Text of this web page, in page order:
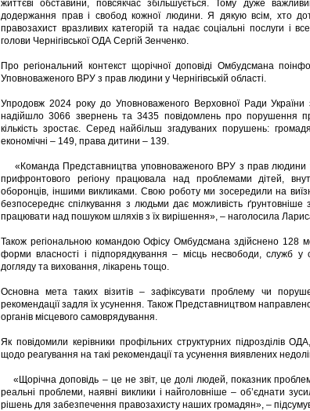
життєві обставини, повсякчас збільшується. Тому дуже
додержання прав і свобод кожної людини. Я дякую всім, хто
правозахист вразливих категорій та надає соціальні послуги і
голови Чернігівської ОДА Сергій Зенченко.
Про регіональний контекст щорічної доповіді Омбудсмана
Уповноваженого ВРУ з прав людини у Чернігівській області.
Упродовж 2024 року до Уповноваженого Верховної Ради України
надійшло 3066 звернень та 3435 повідомлень про порушення
кількість зростає. Серед найбільш згадуваних порушень:
економічні – 149, права дитини – 139.
«Команда Представництва уповноваженого ВРУ з прав людини у
прифронтового регіону працювала над проблемами дітей,
оборонців, іншими викликами. Свою роботу ми зосередили на
безпосереднє спілкування з людьми дає можливість ґрунтовніше
працювати над пошуком шляхів з їх вирішення», – наголосила
Також регіональною командою Офісу Омбудсмана здійснено 128
форми власності і підпорядкування – місць несвободи, служб у
догляду та виховання, лікарень тощо.
Основна мета таких візитів – зафіксувати проблему чи
рекомендації задля їх усунення. Також Представництвом
органів місцевого самоврядування.
Як повідомили керівники профільних структурних підрозділів
щодо реагування на такі рекомендації та усунення виявлених
«Щорічна доповідь – це не звіт, це долі людей, показник
реальні проблеми, наявні виклики і найголовніше – об’єднати
рішень для забезпечення правозахисту наших громадян», –